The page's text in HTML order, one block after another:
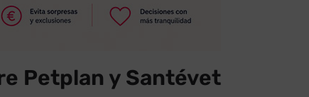
Petplan y Santévet